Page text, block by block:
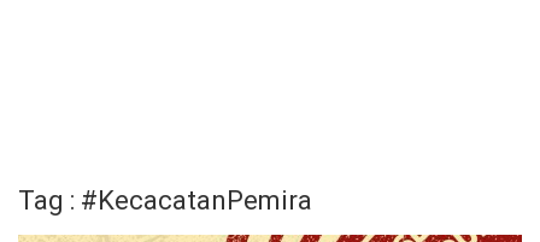
Tag : #KecacatanPemira